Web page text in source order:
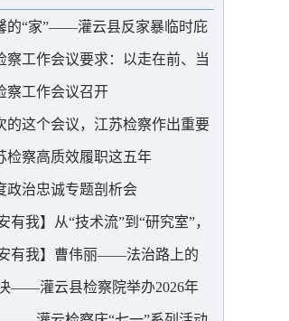
的“家”——灌云县反家暴临时庇
察工作会议要求：以走在前、当
国式现代化江苏新实践贡献更大
察工作会议召开
的这个会议，江苏检察作出重要
检察高质效履职这五年
政治忠诚专题剖析会
有我】从“技术流”到“研究室”，
检察赋能
安有我】曹伟丽——法治路上的
——灌云县检察院举办2026年